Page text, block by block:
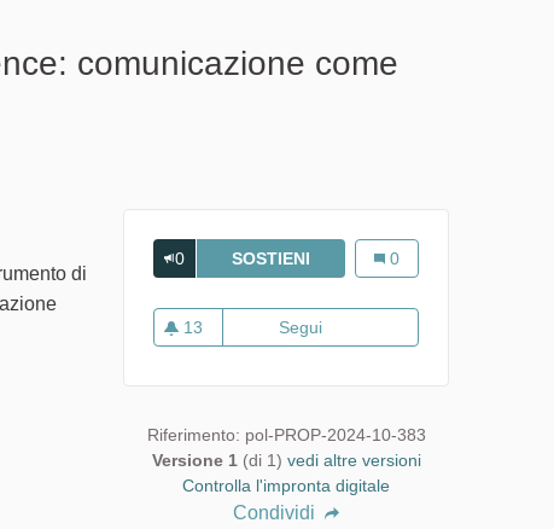
comunicazione come
di
0 SOSTIENI PRESENTAZIONE AL
Presentazione al
0
13
13 sostenitori
Segui
Riferimento: pol-PROP-2024-10-383
Versione 1(di 1) vedi altre versioni
Controlla l'impronta digitale
Condividi